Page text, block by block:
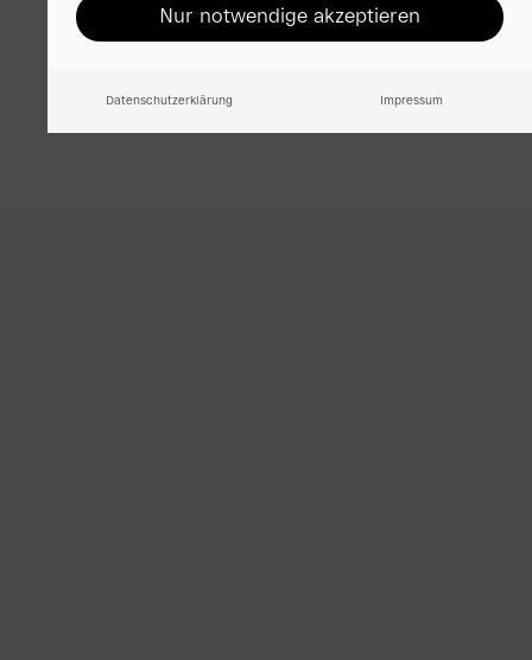
Nur notwendige akzeptieren
Datenschutzerklärung Impressum